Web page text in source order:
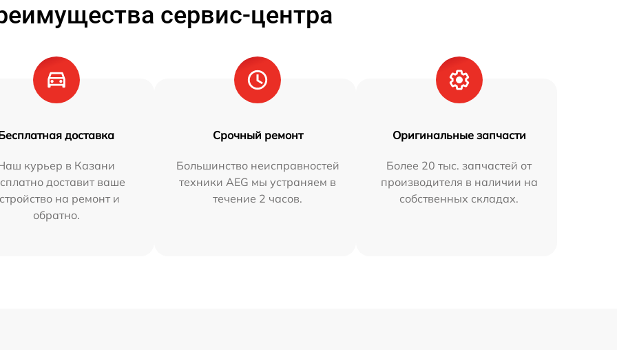
сервис-центра
доставка
курьер в Казани
доставит ваше
на ремонт и
обратно.
Срочный ремонт
Большинство неисправностей
техники AEG мы устраняем в
течение 2 часов.
Оригинальные запчасти
Более 20 тыс. запчастей от
производителя в наличии на
собственных складах.